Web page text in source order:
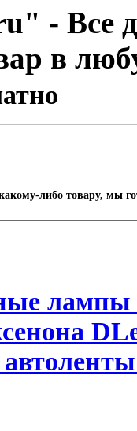
- Все
в
либо товару, мы
лампы